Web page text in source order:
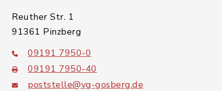
Reuther Str. 1
91361 Pinzberg
09191 7950-0
09191 7950-40
poststelle@vg-gosberg.de